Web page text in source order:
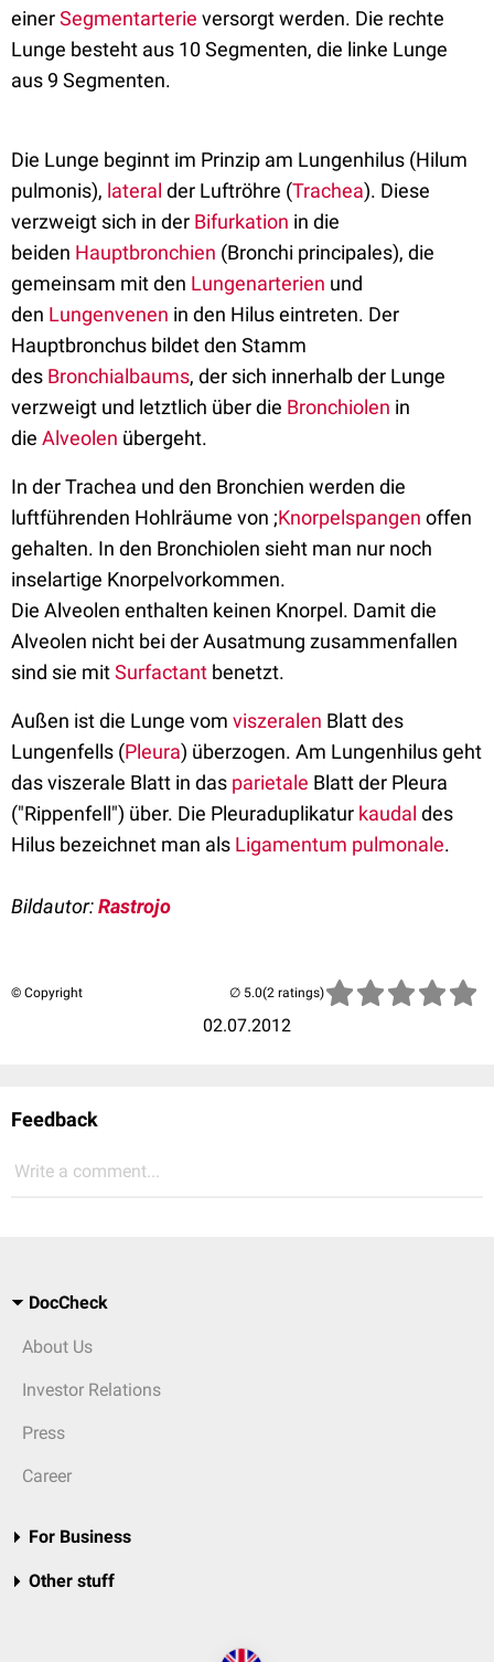
einerSegmentarterie versorgt werden. Die rechte
Lunge besteht aus 10 Segmenten, die linke Lunge
aus 9 Segmenten.
Die Lunge beginnt im Prinzip am Lungenhilus (Hilum
pulmonis), lateral der Luftröhre (Trachea). Diese
verzweigt sich in der Bifurkation in die
beiden Hauptbronchien (Bronchi principales), die
gemeinsam mit den Lungenarterien und
den Lungenvenen in den Hilus eintreten. Der
Hauptbronchus bildet den Stamm
des Bronchialbaums, der sich innerhalb der Lunge
verzweigt und letztlich über die Bronchiolen in
die Alveolen übergeht.
In der Trachea und den Bronchien werden die
luftführenden Hohlräume von ;Knorpelspangen offen
gehalten. In den Bronchiolen sieht man nur noch
inselartige Knorpelvorkommen.
Die Alveolen enthalten keinen Knorpel. Damit die
Alveolen nicht bei der Ausatmung zusammenfallen
sind sie mitSurfactant benetzt.
Außen ist die Lunge vom viszeralen Blatt des
Lungenfells (Pleura) überzogen. Am Lungenhilus geht
das viszerale Blatt in das parietale Blatt der Pleura
("Rippenfell") über. Die Pleuraduplikatur kaudal des
Hilus bezeichnet man als Ligamentum pulmonale.
Bildautor:Rastrojo
© Copyright
02.07.2012
(2 ratings)
Feedback
Write a comment...
DocCheck
About Us
Investor Relations
Press
Career
For Business
Other stuff